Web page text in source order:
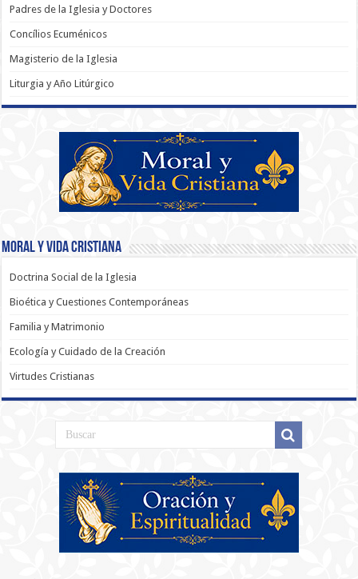
Padres de la Iglesia y Doctores
Concílios Ecuménicos
Magisterio de la Iglesia
Liturgia y Año Litúrgico
Moral y Vida Cristiana
Doctrina Social de la Iglesia
Bioética y Cuestiones Contemporáneas
Familia y Matrimonio
Ecología y Cuidado de la Creación
Virtudes Cristianas